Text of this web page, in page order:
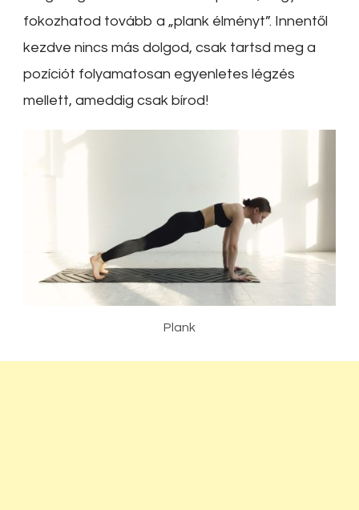
fokozhatod tovább a „plank élményt”. Innentől
kezdve nincs más dolgod, csak tartsd meg a
pozíciót folyamatosan egyenletes légzés
mellett, ameddig csak bírod!
Plank